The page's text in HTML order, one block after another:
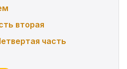
вторая
часть